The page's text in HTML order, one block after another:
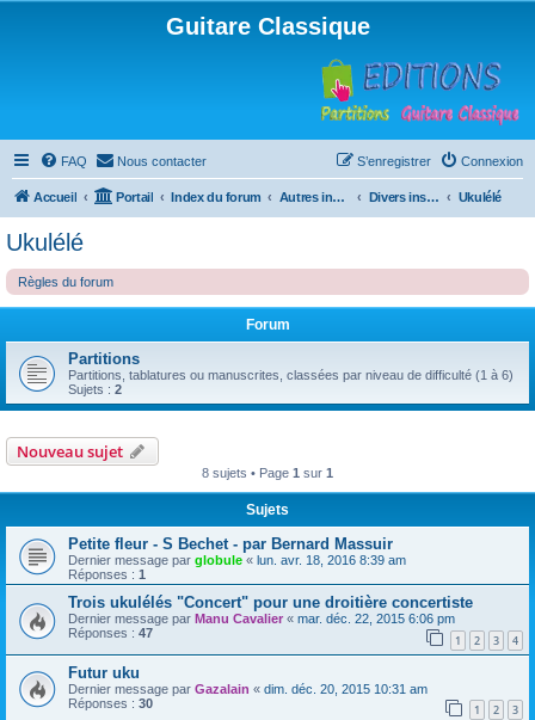
Guitare Classique
FAQ Nous contacter Connexion
S’enregistrer
Accueil Portail Index du forum Autres instruments à cordes pincées, ou styles Divers instruments Ukulélé
Ukulélé
Règles du forum
Forum
Partitions
Partitions, tablatures ou manuscrites, classées par niveau de difficulté (1 à 6)
Sujets : 2
Nouveau sujet
8 sujets • Page 1 sur 1
Sujets
Petite fleur - S Bechet - par Bernard Massuir
Dernier message par globule « lun. avr. 18, 2016 8:39 am
Réponses : 1
Trois ukulélés "Concert" pour une droitière concertiste
Dernier message par Manu Cavalier « mar. déc. 22, 2015 6:06 pm
Réponses : 47 1 2 3 4
Futur uku
Dernier message par Gazalain « dim. déc. 20, 2015 10:31 am
Réponses : 30 1 2 3